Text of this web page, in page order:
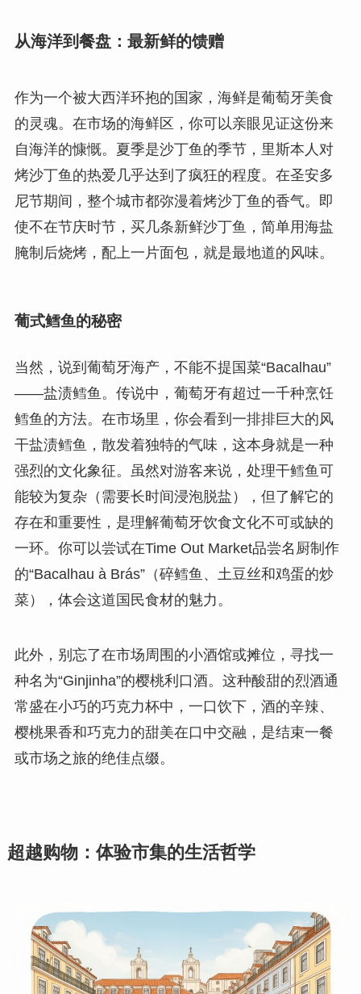
从海洋到餐盘：最新鲜的馈赠
作为一个被大西洋环抱的国家，海鲜是葡萄牙美食
的灵魂。在市场的海鲜区，你可以亲眼见证这份来
自海洋的慷慨。夏季是沙丁鱼的季节，里斯本人对
烤沙丁鱼的热爱几乎达到了疯狂的程度。在圣安多
尼节期间，整个城市都弥漫着烤沙丁鱼的香气。即
使不在节庆时节，买几条新鲜沙丁鱼，简单用海盐
腌制后烧烤，配上一片面包，就是最地道的风味。
葡式鳕鱼的秘密
当然，说到葡萄牙海产，不能不提国菜“Bacalhau”
——盐渍鳕鱼。传说中，葡萄牙有超过一千种烹饪
鳕鱼的方法。在市场里，你会看到一排排巨大的风
干盐渍鳕鱼，散发着独特的气味，这本身就是一种
强烈的文化象征。虽然对游客来说，处理干鳕鱼可
能较为复杂（需要长时间浸泡脱盐），但了解它的
存在和重要性，是理解葡萄牙饮食文化不可或缺的
一环。你可以尝试在Time Out Market品尝名厨制作
的“Bacalhau à Brás”（碎鳕鱼、土豆丝和鸡蛋的炒
菜），体会这道国民食材的魅力。
此外，别忘了在市场周围的小酒馆或摊位，寻找一
种名为“Ginjinha”的樱桃利口酒。这种酸甜的烈酒通
常盛在小巧的巧克力杯中，一口饮下，酒的辛辣、
樱桃果香和巧克力的甜美在口中交融，是结束一餐
或市场之旅的绝佳点缀。
超越购物：体验市集的生活哲学